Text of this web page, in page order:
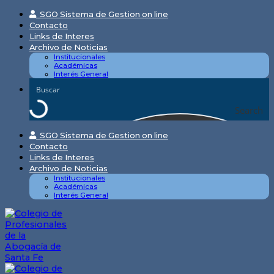
Skip
content
SGO Sistema de Gestion on line
Contacto
Links de Interes
Archivo de Noticias
Institucionales
Académicas
Interés General
Search
SGO Sistema de Gestion on line
Contacto
Links de Interes
Archivo de Noticias
Institucionales
Académicas
Interés General